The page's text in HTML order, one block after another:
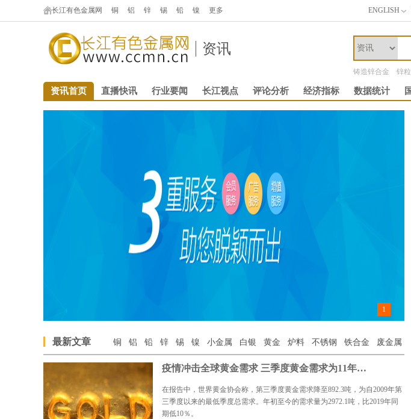
长江有色金属网 铜 铝 锌 锡 铅 镍 更多 ENGLISH
资讯
铸造锌合金 锌粒
资讯首页 直播快讯 行业要闻 长江视点 评论分析 经济指标 数据统计
1
最新文章 铜 铝 铅 锌 锡 镍 小金属 白银 黄金 炉料 不锈钢 铁合金 废金属
疫情冲击全球黄金需求 三季度黄金需求为11年来最低
在报告中，世界黄金协会称，第三季度黄金需求降至892.3吨，为自2009年第
三季度以来的最低季度总需求。年初至今的需求量为2972.1吨，比2019年同
期低10％。